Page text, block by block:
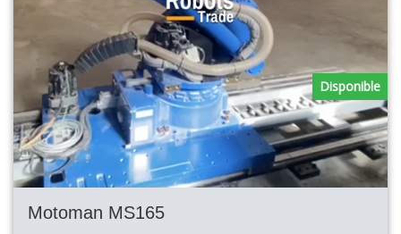
Motoman MS165
Disponible